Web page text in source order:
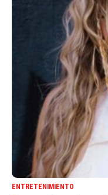
ENTRETENIMIENTO